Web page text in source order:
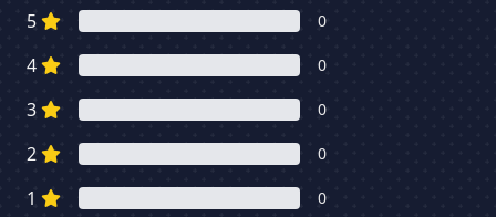
5 0
4 0
3 0
2 0
1 0